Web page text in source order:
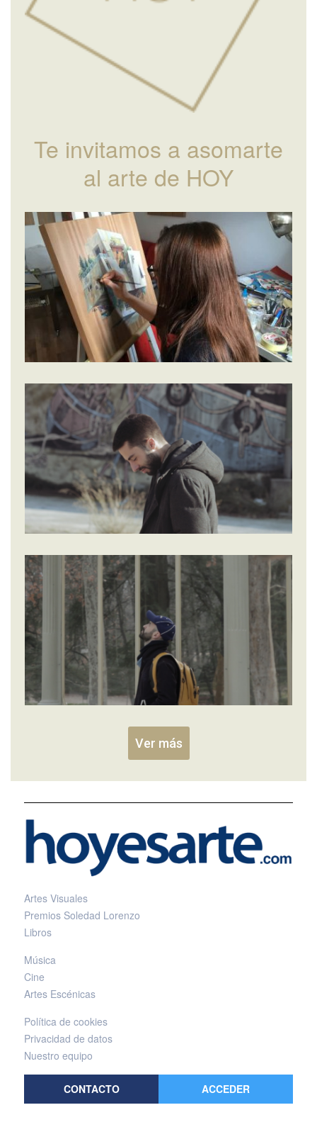
Te invitamos a asomarte
al arte de HOY
Ver más
Artes Visuales
Premios Soledad Lorenzo
Libros
Música
Cine
Artes Escénicas
Política de cookies
Privacidad de datos
Nuestro equipo
CONTACTO ACCEDER